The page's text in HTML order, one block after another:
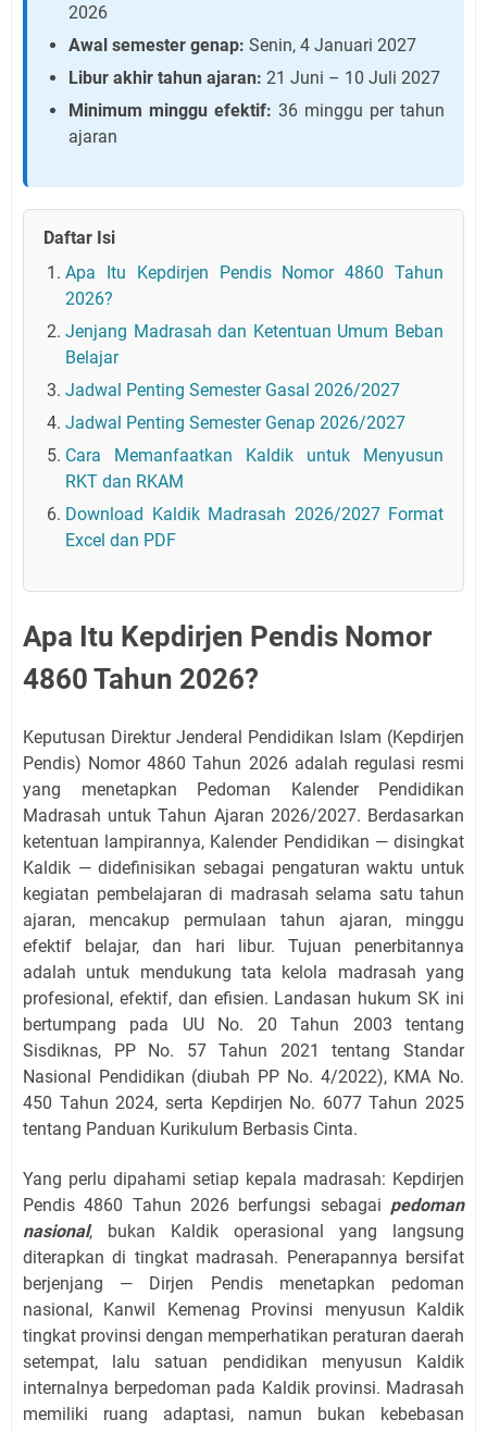
2026
Awal semester genap: Senin, 4 Januari 2027
Libur akhir tahun ajaran: 21 Juni – 10 Juli 2027
Minimum minggu efektif: 36 minggu per tahun
ajaran
Daftar Isi
Apa Itu Kepdirjen Pendis Nomor 4860 Tahun
2026?
Jenjang Madrasah dan Ketentuan Umum Beban
Belajar
Jadwal Penting Semester Gasal 2026/2027
Jadwal Penting Semester Genap 2026/2027
Cara Memanfaatkan Kaldik untuk Menyusun
RKT dan RKAM
Download Kaldik Madrasah 2026/2027 Format
Excel dan PDF
Apa Itu Kepdirjen Pendis Nomor
4860 Tahun 2026?
Keputusan Direktur Jenderal Pendidikan Islam (Kepdirjen
Pendis) Nomor 4860 Tahun 2026 adalah regulasi resmi
yang menetapkan Pedoman Kalender Pendidikan
Madrasah untuk Tahun Ajaran 2026/2027. Berdasarkan
ketentuan lampirannya, Kalender Pendidikan — disingkat
Kaldik — didefinisikan sebagai pengaturan waktu untuk
kegiatan pembelajaran di madrasah selama satu tahun
ajaran, mencakup permulaan tahun ajaran, minggu
efektif belajar, dan hari libur. Tujuan penerbitannya
adalah untuk mendukung tata kelola madrasah yang
profesional, efektif, dan efisien. Landasan hukum SK ini
bertumpang pada UU No. 20 Tahun 2003 tentang
Sisdiknas, PP No. 57 Tahun 2021 tentang Standar
Nasional Pendidikan (diubah PP No. 4/2022), KMA No.
450 Tahun 2024, serta Kepdirjen No. 6077 Tahun 2025
tentang Panduan Kurikulum Berbasis Cinta.
Yang perlu dipahami setiap kepala madrasah: Kepdirjen
Pendis 4860 Tahun 2026 berfungsi sebagai pedoman
nasional, bukan Kaldik operasional yang langsung
diterapkan di tingkat madrasah. Penerapannya bersifat
berjenjang — Dirjen Pendis menetapkan pedoman
nasional, Kanwil Kemenag Provinsi menyusun Kaldik
tingkat provinsi dengan memperhatikan peraturan daerah
setempat, lalu satuan pendidikan menyusun Kaldik
internalnya berpedoman pada Kaldik provinsi. Madrasah
memiliki ruang adaptasi, namun bukan kebebasan